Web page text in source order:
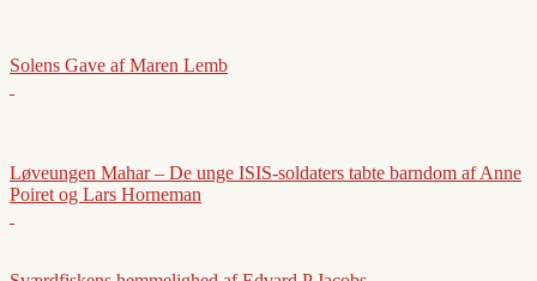
Solens Gave af Maren Lemb
Løveungen Mahar – De unge ISIS-soldaters tabte barndom af Anne
Poiret og Lars Horneman